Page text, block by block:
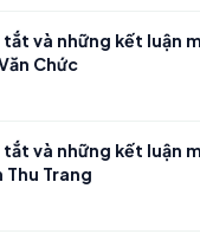
và những kết luận
Chức
và những kết luận
Thu Trang